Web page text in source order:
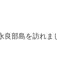
部島を訪れま